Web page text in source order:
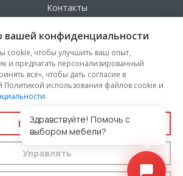
Контакты
«100 Диванов» — Все права защищены
не несет ответственности за
материалы, их содержание,
политики конфиденциальностии
каждый раз, когда оставляете
форме обратной связи на сайте
вашей конфиденциальности
cookie, чтобы улучшить ваш опыт,
и предлагать персонализированный
все», чтобы дать согласие в
Политикой использования файлов cookie и
.
Принять все
Управлять
Здравствуйте! Помочь с
выбором мебели?